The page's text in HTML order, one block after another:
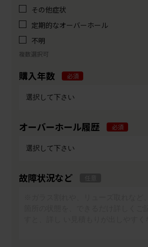
その他症状
定期的なオーバーホール
不明
複数選択可
購入年数 必須
オーバーホール履歴 必須
故障状況など